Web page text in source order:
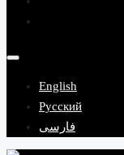
English
Русский
فارسی